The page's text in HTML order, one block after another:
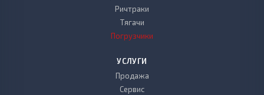
Ричтраки
Тягачи
Погрузчики
УСЛУГИ
Продажа
Сервис